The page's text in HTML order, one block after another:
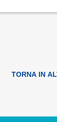
TORNA IN